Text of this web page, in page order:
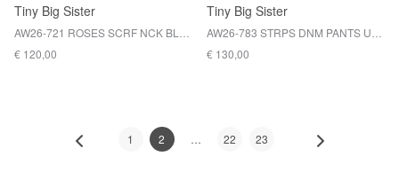
Tiny Big Sister
€ 120,00
Tiny Big Sister
€ 130,00
1 2 22 23